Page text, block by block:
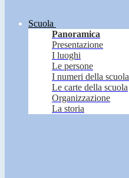
Scuola
Panoramica
Presentazione
I luoghi
Le persone
I numeri della scuola
Le carte della scuola
Organizzazione
La storia